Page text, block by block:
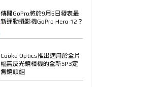
傳聞GoPro將於9月6日發表最
新運動攝影機GoPro Hero 12？
Cooke Optics推出適用於全片
幅無反光鏡相機的全新SP3定
焦鏡頭組